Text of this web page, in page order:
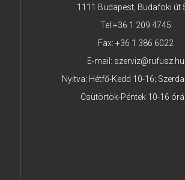
1111 Budapest, Budafoki út
Tel:+36 1 209 4745
Fax: +36 1 386 6022
E-mail: szerviz@rufusz.hu
Nyitva: Hétfő-Kedd 10-16;
Csütörtök-Péntek 10-16